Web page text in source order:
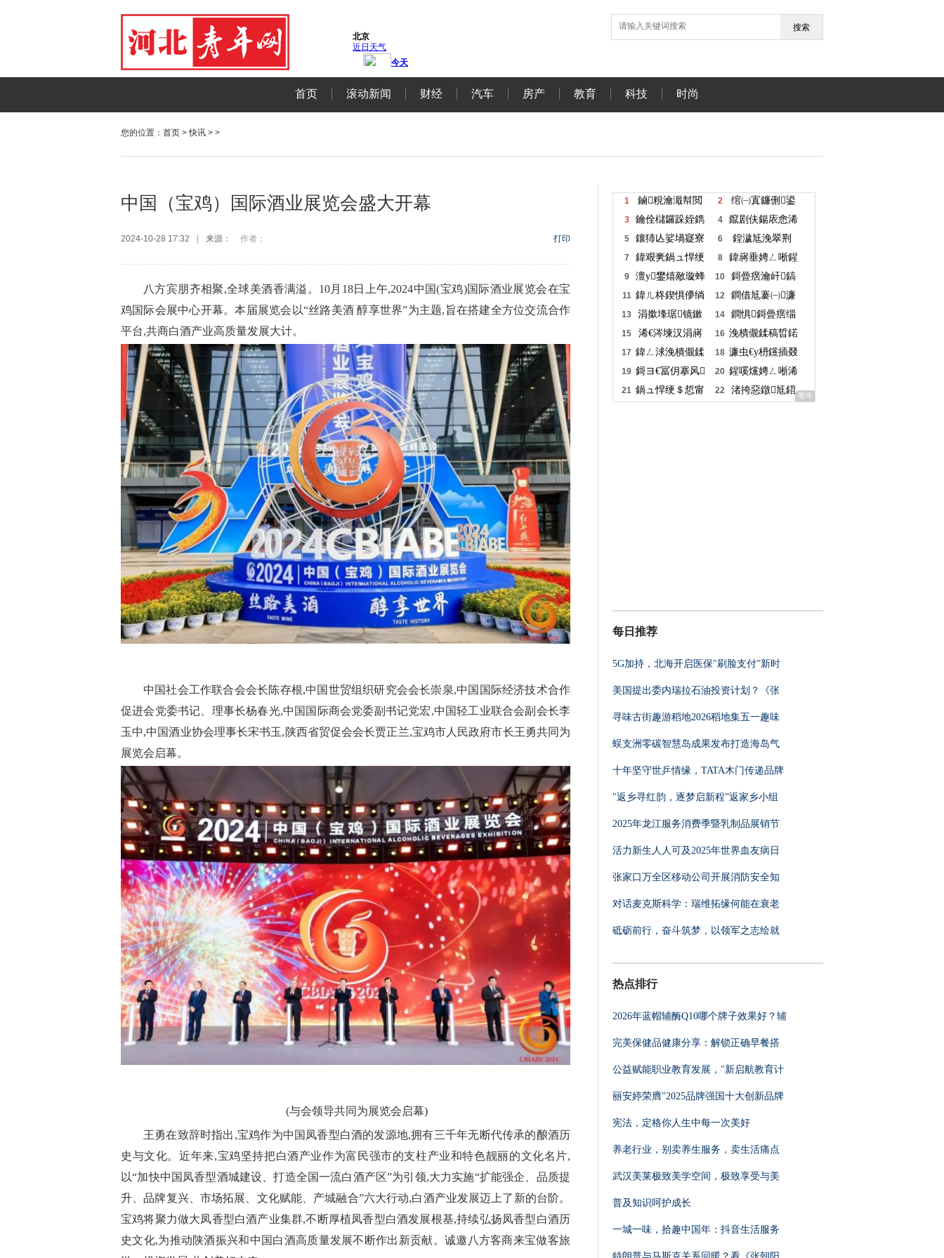
搜索
首页 滚动新闻 财经 汽车 房产 教育 科技 时尚
您的位置： 首页 >快讯 > >
中国（宝鸡）国际酒业展览会盛大开幕
2024-10-28 17:32 来源： 作者： 打印
八方宾朋齐相聚,全球美酒香满溢。10月18日上午,2024中国(宝鸡)国际酒业展览会在宝
鸡国际会展中心开幕。本届展览会以“丝路美酒 醇享世界”为主题,旨在搭建全方位交流合作
平台,共商白酒产业高质量发展大计。
中国社会工作联合会会长陈存根,中国世贸组织研究会会长崇泉,中国国际经济技术合作
促进会党委书记、理事长杨春光,中国国际商会党委副书记党宏,中国轻工业联合会副会长李
玉中,中国酒业协会理事长宋书玉,陕西省贸促会会长贾正兰,宝鸡市人民政府市长王勇共同为
展览会启幕。
(与会领导共同为展览会启幕)
王勇在致辞时指出,宝鸡作为中国凤香型白酒的发源地,拥有三千年无断代传承的酿酒历
史与文化。近年来,宝鸡坚持把白酒产业作为富民强市的支柱产业和特色靓丽的文化名片,
以“加快中国凤香型酒城建设、打造全国一流白酒产区”为引领,大力实施“扩能强企、品质提
升、品牌复兴、市场拓展、文化赋能、产城融合”六大行动,白酒产业发展迈上了新的台阶。
宝鸡将聚力做大凤香型白酒产业集群,不断厚植凤香型白酒发展根基,持续弘扬凤香型白酒历
史文化,为推动陕酒振兴和中国白酒高质量发展不断作出新贡献。诚邀八方客商来宝做客旅
每日推荐
5G加持，北海开启医保"刷脸支付”新时
美国提出委内瑞拉石油投资计划？《张
寻味古街趣游稻地2026稻地集五一趣味
蜈支洲零碳智慧岛成果发布打造海岛气
十年坚守世乒情缘，TATA木门传递品牌
"返乡寻红韵，逐梦启新程”返家乡小组
2025年龙江服务消费季暨乳制品展销节
活力新生人人可及2025年世界血友病日
张家口万全区移动公司开展消防安全知
对话麦克斯科学：瑞维拓缘何能在衰老
砥砺前行，奋斗筑梦，以领军之志绘就
热点排行
2026年蓝帽辅酶Q10哪个牌子效果好？辅
完美保健品健康分享：解锁正确早餐搭
公益赋能职业教育发展，"新启航教育计
丽安婷荣膺"2025品牌强国十大创新品牌
宪法，定格你人生中每一次美好
养老行业，别卖养生服务，卖生活痛点
武汉美莱极致美学空间，极致享受与美
普及知识呵护成长
一城一味，拾趣中国年：抖音生活服务